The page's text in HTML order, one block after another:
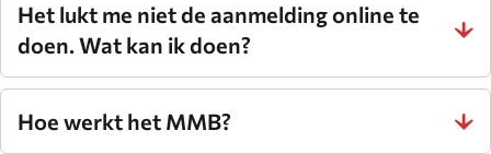
Het lukt me niet de aanmelding online te
doen. Wat kan ik doen?
Hoe werkt het MMB?